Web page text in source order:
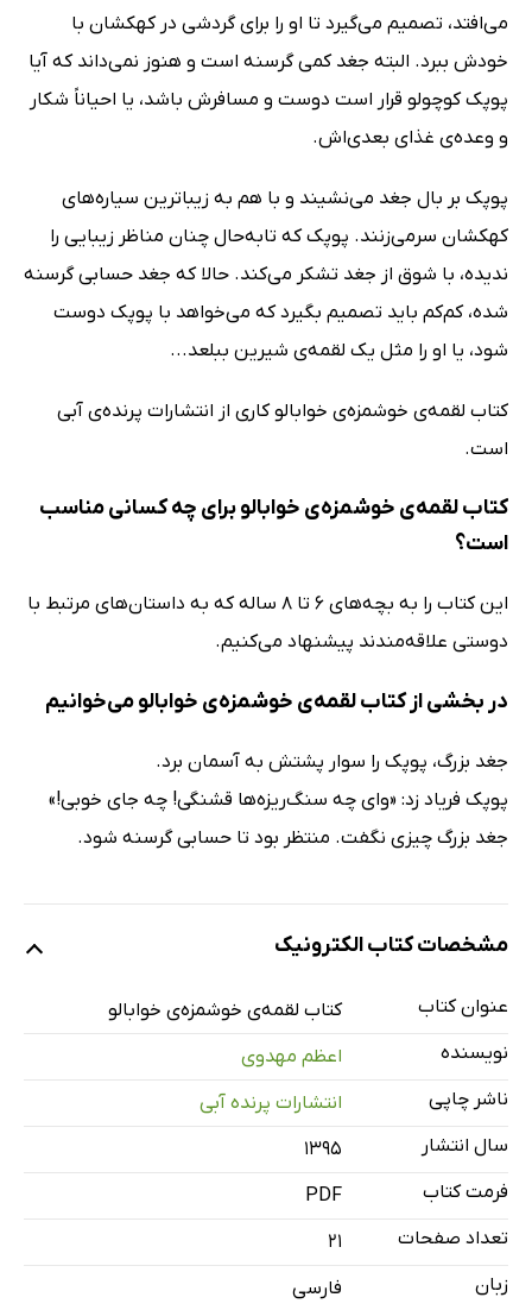
می‌افتد، تصمیم می‌گیرد تا او را برای گردشی در کهکشان با
خودش ببرد. البته جغد کمی گرسنه است و هنوز نمی‌داند که آیا
پوپک کوچولو قرار است دوست و مسافرش باشد، یا احیاناً شکار
و وعده‌ی غذای بعدی‌اش.
پوپک بر بال جغد می‌نشیند و با هم به زیباترین سیاره‌های
کهکشان سرمی‌زنند. پوپک که تابه‌حال چنان مناظر زیبایی را
ندیده، با شوق از جغد تشکر می‌کند. حالا که جغد حسابی گرسنه
شده، کم‌کم باید تصمیم بگیرد که می‌خواهد با پوپک دوست
شود، یا او را مثل یک لقمه‌ی شیرین ببلعد...
کتاب لقمه‌ی خوشمزه‌ی خوابالو کاری از انتشارات پرنده‌ی آبی
است.
کتاب لقمه‌ی خوشمزه‌ی خوابالو برای چه کسانی مناسب
است؟
این کتاب را به بچه‌های 6 تا 8 ساله که به داستان‌های مرتبط با
دوستی علاقه‌مندند پیشنهاد می‌کنیم.
در بخشی از کتاب لقمه‌ی خوشمزه‌ی خوابالو می‌خوانیم
جغد بزرگ، پوپک را سوار پشتش به آسمان برد.
پوپک فریاد زد: «وای چه سنگ‌ریزه‌ها قشنگی! چه جای خوبی!»
جغد بزرگ چیزی نگفت. منتظر بود تا حسابی گرسنه شود.
مشخصات کتاب الکترونیک
عنوان کتاب
کتاب لقمه‌ی خوشمزه‌ی خوابالو
نویسنده
اعظم مهدوی
ناشر چاپی
انتشارات پرنده آبی
سال انتشار
۱۳۹۵
فرمت کتاب
PDF
تعداد صفحات
21
زبان
فارسی